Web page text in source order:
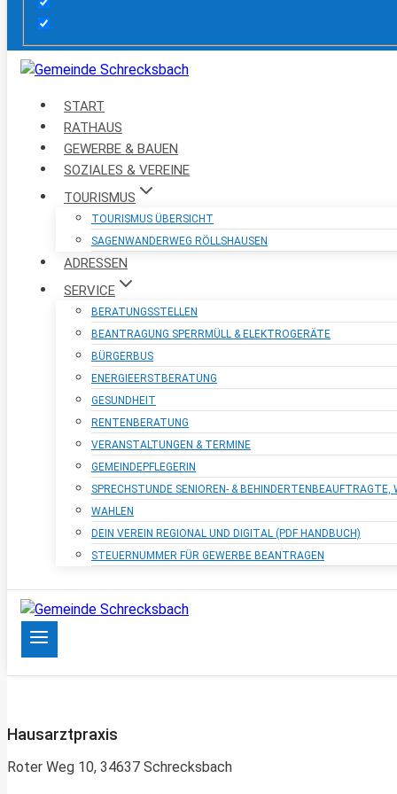
START
RATHAUS
GEWERBE & BAUEN
SOZIALES & VEREINE
TOURISMUS
TOURISMUS ÜBERSICHT
SAGENWANDERWEG RÖLLSHAUSEN
ADRESSEN
SERVICE
BERATUNGSSTELLEN
BEANTRAGUNG SPERRMÜLL & ELEKTROGERÄTE
BÜRGERBUS
ENERGIEERSTBERATUNG
GESUNDHEIT
RENTENBERATUNG
VERANSTALTUNGEN & TERMINE
GEMEINDEPFLEGERIN
SPRECHSTUNDE SENIOREN- & BEHINDERTENBEAUFTRAGTE,
WAHLEN
DEIN VEREIN REGIONAL UND DIGITAL (PDF HANDBUCH)
STEUERNUMMER FÜR GEWERBE BEANTRAGEN
Hausarztpraxis
Roter Weg 10, 34637 Schrecksbach